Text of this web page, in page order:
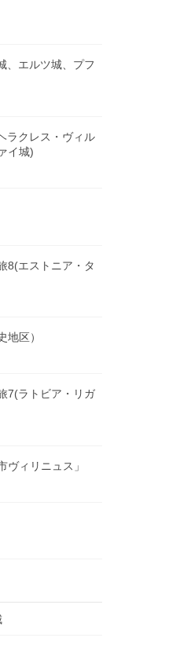
、エルツ城、プフ
ラクレス・ヴィル
イ城)
8(エストニア・タ
地区）
7(ラトビア・リガ
ヴィリニュス」